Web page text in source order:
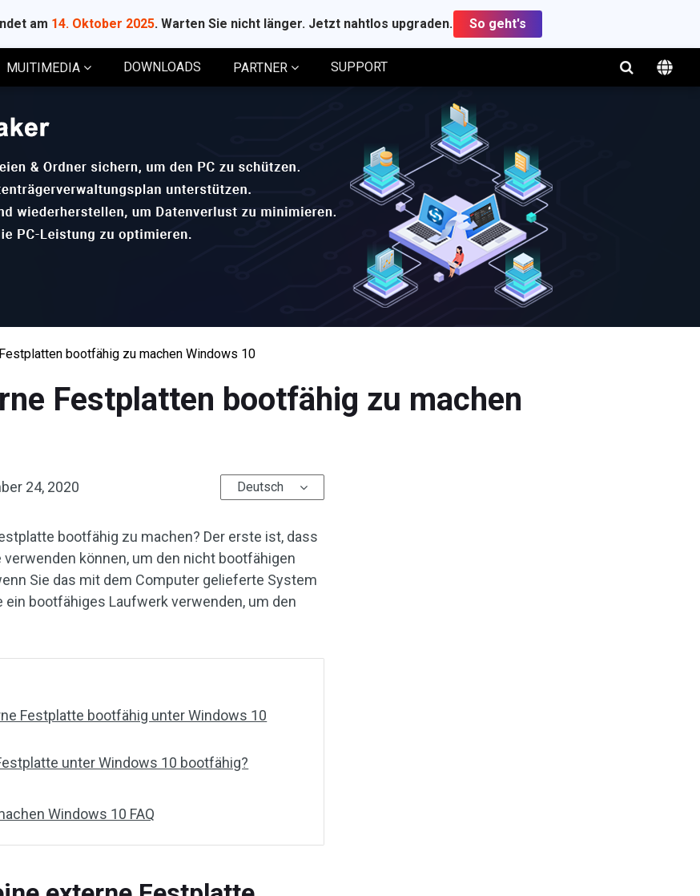
am 14. Oktober 2025. Warten Sie nicht länger. Jetzt nahtlos upgraden. So geht's
MUITIMEDIA DOWNLOADS PARTNER SUPPORT
bootfähig zu machen Windows 10
Festplatten bootfähig zu machen
24, 2020 Deutsch
bootfähig zu machen? Der erste ist, dass
können, um den nicht bootfähigen
Sie das mit dem Computer gelieferte System
bootfähiges Laufwerk verwenden, um den
Festplatte bootfähig unter Windows 10
unter Windows 10 bootfähig?
Windows 10 FAQ